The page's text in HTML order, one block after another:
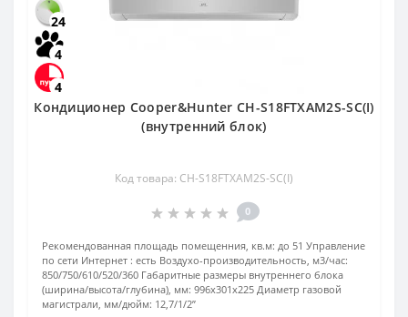
24
4
4
Кондиционер Cooper&Hunter CH-S18FTXAM2S-SC(I)
(внутренний блок)
Код товара: CH-S18FTXAM2S-SC(I)
0
Рекомендованная площадь помещенния, кв.м: до 51 Управление
по сети Интернет : есть Воздухо-производительность, м3/час:
850/750/610/520/360 Габаритные размеры внутреннего блока
(ширина/высота/глубина), мм: 996х301х225 Диаметр газовой
магистрали, мм/дюйм: 12,7/1/2’’